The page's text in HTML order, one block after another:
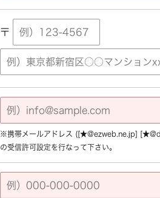
〒
※携帯メールアドレス ([★@ezweb.ne.jp]
の受信許可設定を行なって下さい。